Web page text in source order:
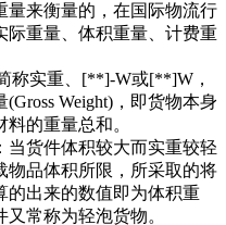
量来衡量的，在国际物流行
际重量、体积重量、计费重
实重、[**]-W或[**]W，
Weight)，即货物本身
的重量总和。
货件体积较大而实重较轻
物品体积所限，所采取的将
的出来的数值即为体积重
常称为轻泡货物。